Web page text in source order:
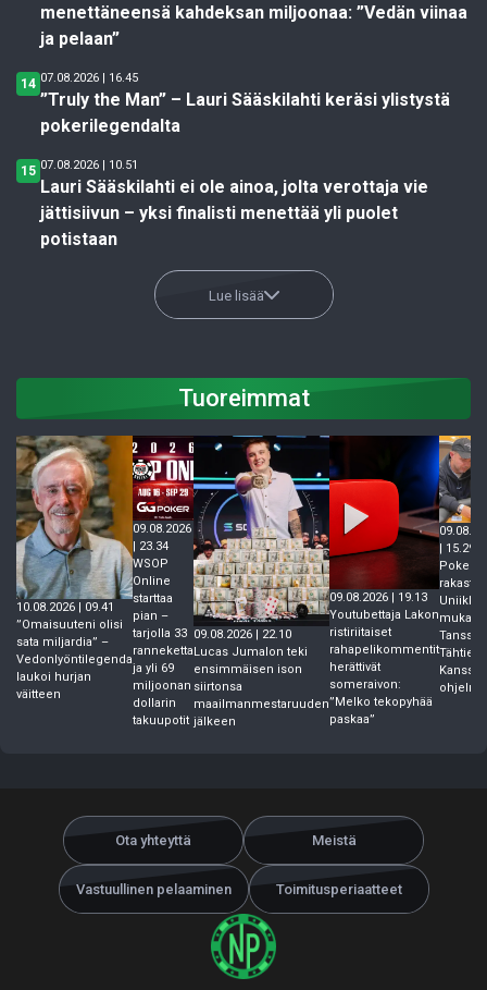
menettäneensä kahdeksan miljoonaa: ”Vedän viinaa
ja pelaan”
14 07.08.2026 | 16.45
”Truly the Man” – Lauri Sääskilahti keräsi ylistystä
pokerilegendalta
15 07.08.2026 | 10.51
Lauri Sääskilahti ei ole ainoa, jolta verottaja vie
jättisiivun – yksi finalisti menettää yli puolet
potistaan
Lue lisää
Tuoreimmat
10.08.2026 | 09.41
”Omaisuuteni olisi
sata miljardia” –
Vedonlyöntilegenda
laukoi hurjan
väitteen
09.08.2026
| 23.34
WSOP
Online
starttaa
pian –
tarjolla 33
ranneketta
ja yli 69
miljoonan
dollarin
takuupotit
09.08.2026 | 22.10
Lucas Jumalon teki
ensimmäisen ison
siirtonsa
maailmanmestaruuden
jälkeen
09.08.2026 | 19.13
Youtubettaja Lakon
ristiriitaiset
rahapelikommentit
herättivät
someraivon:
”Melko tekopyhää
paskaa”
| 15.29
Pokeria
Uniikki
mukaan
Tanssii
Tähtien
Kanssa -
Ota yhteyttä Meistä
Vastuullinen pelaaminen Toimitusperiaatteet